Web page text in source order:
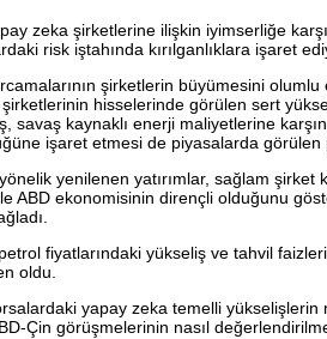
zeka şirketlerine ilişkin iyimserliğe
risk iştahında kırılganlıklara işaret
şirketlerin büyümesini
hisselerinde görülen sert
savaş kaynaklı enerji maliyetlerine
işaret etmesi de piyasalarda görülen
yenilenen yatırımlar, sağlam şirket
ABD ekonomisinin dirençli olduğunu
fiyatlarındaki yükseliş ve tahvil
oldu.
yapay zeka temelli
Çin görüşmelerinin nasıl